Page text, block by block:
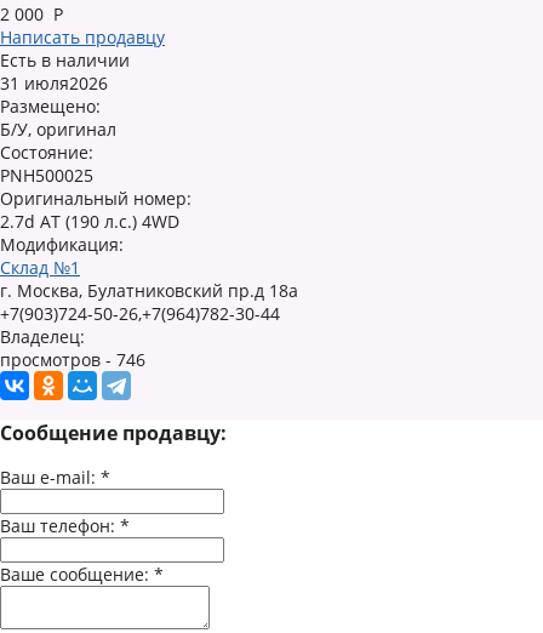
2 000 Р
Написать продавцу
Есть в наличии
31 июля2026
Размещено:
Б/У, оригинал
Состояние:
PNH500025
Оригинальный номер:
2.7d AT (190 л.с.) 4WD
Модификация:
Склад №1
г. Москва, Булатниковский пр.д 18а
+7(903)724-50-26,+7(964)782-30-44
Владелец:
просмотров - 746
Сообщение продавцу:
Ваш e-mail: *
Ваш телефон: *
Ваше сообщение: *